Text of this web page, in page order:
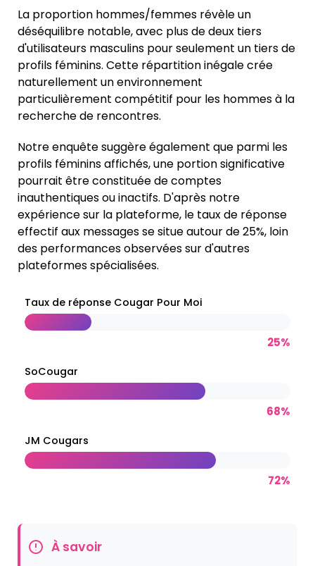
La proportion hommes/femmes révèle un
déséquilibre notable, avec plus de deux tiers
d'utilisateurs masculins pour seulement un tiers de
profils féminins. Cette répartition inégale crée
naturellement un environnement
particulièrement compétitif pour les hommes à la
recherche de rencontres.
Notre enquête suggère également que parmi les
profils féminins affichés, une portion significative
pourrait être constituée de comptes
inauthentiques ou inactifs. D'après notre
expérience sur la plateforme, le taux de réponse
effectif aux messages se situe autour de 25%, loin
des performances observées sur d'autres
plateformes spécialisées.
Taux de réponse Cougar Pour Moi
25%
SoCougar
68%
JM Cougars
72%
À savoir